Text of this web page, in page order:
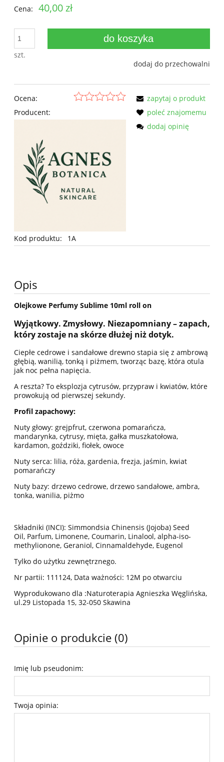
Cena: 40,00 zł
szt.
do koszyka
dodaj do przechowalni
Ocena:
Producent:
Kod produktu: 1A
zapytaj o produkt
poleć znajomemu
dodaj opinię
Opis
Olejkowe Perfumy Sublime 10ml roll on
Wyjątkowy. Zmysłowy. Niezapomniany – zapach,
który zostaje na skórze dłużej niż dotyk.
Ciepłe cedrowe i sandałowe drewno stapia się z ambrową
głębią, wanilią, tonką i piżmem, tworząc bazę, która otula
jak noc pełna napięcia.
A reszta? To eksplozja cytrusów, przypraw i kwiatów, które
prowokują od pierwszej sekundy.
Profil zapachowy:
Nuty głowy: grejpfrut, czerwona pomarańcza,
mandarynka, cytrusy, mięta, gałka muszkatołowa,
kardamon, goździki, fiołek, owoce
Nuty serca: lilia, róża, gardenia, frezja, jaśmin, kwiat
pomarańczy
Nuty bazy: drzewo cedrowe, drzewo sandałowe, ambra,
tonka, wanilia, piżmo
Składniki (INCI): Simmondsia Chinensis (Jojoba) Seed
Oil, Parfum, Limonene, Coumarin, Linalool, alpha-iso-
methylionone, Geraniol, Cinnamaldehyde, Eugenol
Tylko do użytku zewnętrznego.
Nr partii: 111124, Data ważności: 12M po otwarciu
Wyprodukowano dla :Naturoterapia Agnieszka Węglińska,
ul.29 Listopada 15, 32-050 Skawina
Opinie o produkcie (0)
Imię lub pseudonim:
Twoja opinia: